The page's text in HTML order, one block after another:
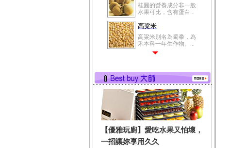
桂圓的營養成分非一般
水果可比，含有蛋白...
高粱米
高粱米別名為蜀黍，為
禾本科一年生作物。...
有蛋白質、脂肪、磷...
鮪魚
鮪魚肚肉中的不飽和脂
肪酸內富含EPA和DH...
韭菜
韭菜所含的膳食纖維能
幫助消化與通便；揮...
【優雅玩廚】愛吃水果又怕壞，
一招讓妳享用久久